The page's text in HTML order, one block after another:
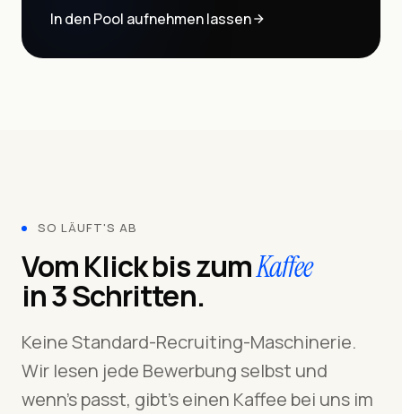
In den Pool aufnehmen lassen
SO LÄUFT'S AB
Vom Klick bis zumKaffee
in 3 Schritten.
Keine Standard-Recruiting-Maschinerie.
Wir lesen jede Bewerbung selbst und
wenn's passt, gibt's einen Kaffee bei uns im